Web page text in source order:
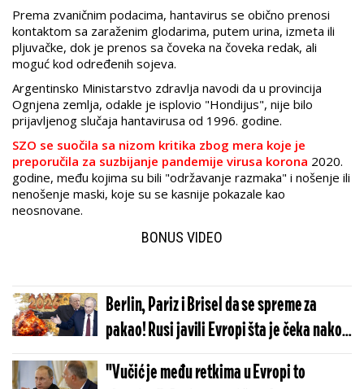
Prema zvaničnim podacima, hantavirus se obično prenosi
kontaktom sa zaraženim glodarima, putem urina, izmeta ili
pljuvačke, dok je prenos sa čoveka na čoveka redak, ali
moguć kod određenih sojeva.
Argentinsko Ministarstvo zdravlja navodi da u provincija
Ognjena zemlja, odakle je isplovio "Hondijus", nije bilo
prijavljenog slučaja hantavirusa od 1996. godine.
SZO se suočila sa nizom kritika zbog mera koje je
preporučila za suzbijanje pandemije virusa korona 2020.
godine, među kojima su bili "održavanje razmaka" i nošenje ili
nenošenje maski, koje su se kasnije pokazale kao
neosnovane.
BONUS VIDEO
Berlin, Pariz i Brisel da se spreme za
pakao! Rusi javili Evropi šta je čeka nakon
Trampove udarne odluke - samo im je još
ovo falilo...
"Vučić je među retkima u Evropi to